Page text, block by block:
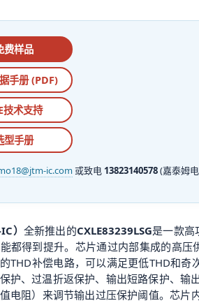
费样品
手册 (PDF)
技术支持
型手册
ic.com或致电 13823140578(嘉泰姆
） 全新推出的CXLE83239LSG是一款高
都得到提升。芯片通过内部集成的高压
THD补偿电路，可以满足更低THD和
护、过温折返保护、输出短路保护、
电阻）来调节输出过压保护阈值。芯片